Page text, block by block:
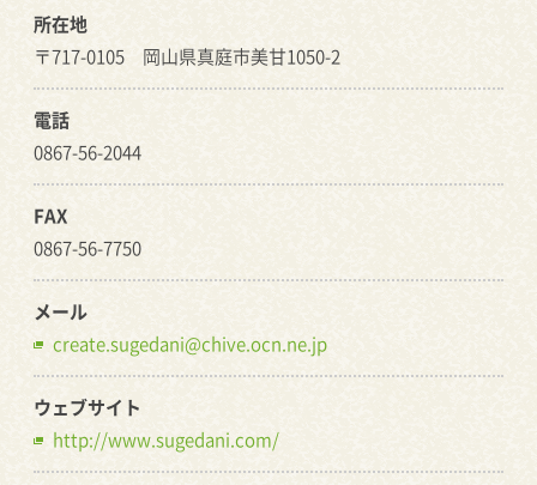
所在地
〒717-0105 岡山県真庭市美甘1050-2
電話
0867-56-2044
FAX
0867-56-7750
メール
create.sugedani@chive.ocn.ne.jp
ウェブサイト
http://www.sugedani.com/